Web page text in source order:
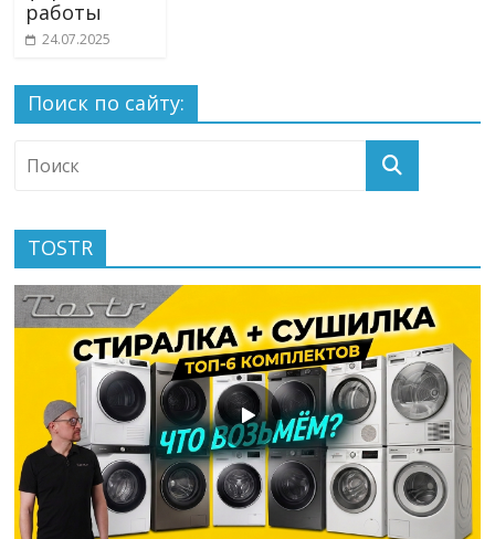
работы
24.07.2025
Поиск по сайту:
TOSTR